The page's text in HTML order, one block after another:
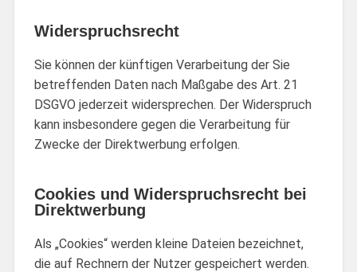
Widerspruchsrecht
Sie können der künftigen Verarbeitung der Sie
betreffenden Daten nach Maßgabe des Art. 21
DSGVO jederzeit widersprechen. Der Widerspruch
kann insbesondere gegen die Verarbeitung für
Zwecke der Direktwerbung erfolgen.
Cookies und Widerspruchsrecht bei
Direktwerbung
Als „Cookies“ werden kleine Dateien bezeichnet,
die auf Rechnern der Nutzer gespeichert werden.